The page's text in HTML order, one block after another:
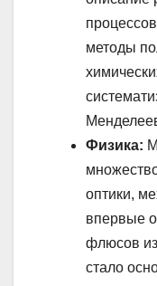
методы
Физика:
оптики,
впервые
флюсов
стало